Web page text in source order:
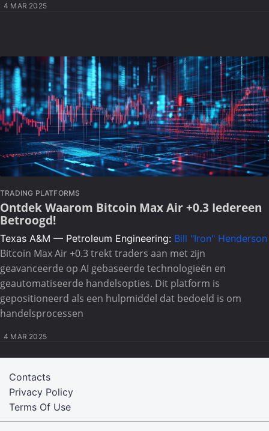
4 MAR 2025
TRADING PLATFORMS
Ontdek Waarom Bitcoin Max Air +0.3 Iedereen
Betroogd!
Texas A&M — Petroleum Engineering: Bill "Iron" Henderson
Bitcoin Max Air +0.3 trekt traders aan met zijn
geavanceerde op AI gebaseerde technologieën en
geautomatiseerde handelsopties. Dit platform is
gepositioneerd als een hulpmiddel dat bedoeld is om
handelsprocessen
4 MAR 2025
Terms Of Use
Privacy Policy
Contacts